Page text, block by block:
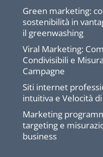
Green marketing:
sostenibilità in
il greenwashing
Viral Marketing:
Condivisibili e
Campagne
Siti internet
intuitiva e Velocità
Marketing
targeting e
business